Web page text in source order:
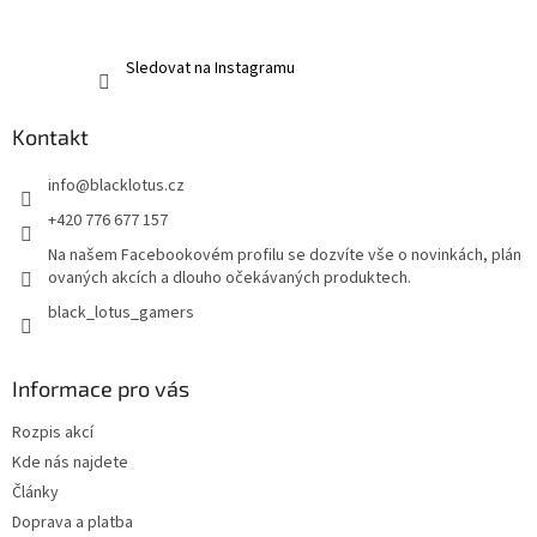
Sledovat na Instagramu
Kontakt
info@blacklotus.cz
+420 776 677 157
Na našem Facebookovém profilu se dozvíte vše o novinkách, plán
ovaných akcích a dlouho očekávaných produktech.
black_lotus_gamers
Informace pro vás
Rozpis akcí
Kde nás najdete
Články
Doprava a platba